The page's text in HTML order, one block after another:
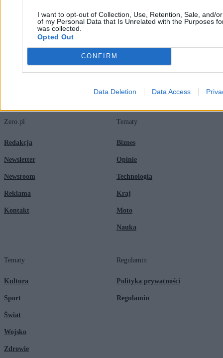
I want to opt-out of Collection, Use, Retention, Sale, and/
of my Personal Data that Is Unrelated with the Purposes
was collected.
Opted Out
CONFIRM
Data Deletion Data Access
Najpopularniejsze
Państwa bałtyckie żądają zmian w NATO. Chodzi o misję obrony
powietrznej
Zero.pl
Redakcja
Newsletter
Newsroom
Reklama
Kontakt
Tematy
Biznes
Opinie
Technologia
Kraj
Moto
Nauka
Tematy
Kultura
Sport
Świat
Wojsko
Zdrowie
Regulamin
Polityka prywatności
Regulamin